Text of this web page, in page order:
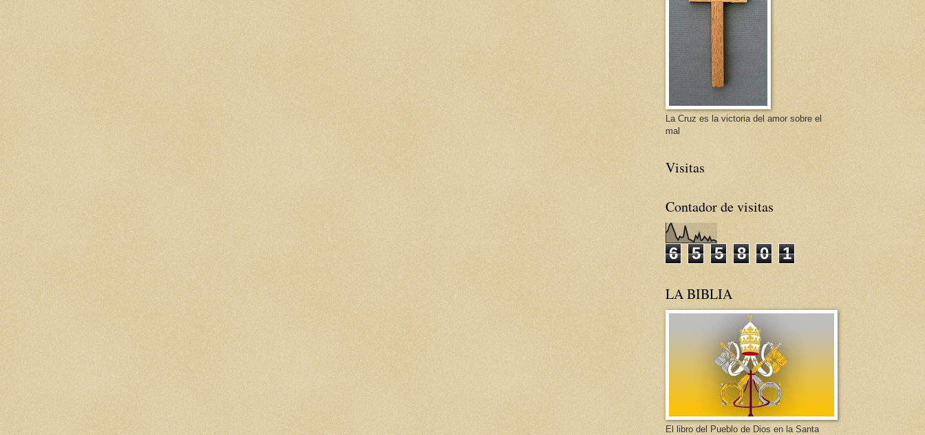
La Cruz es la victoria del amor sobre el
mal
Visitas
Contador de visitas
6 5 5 8 0 1
LA BIBLIA
El libro del Pueblo de Dios en la Santa